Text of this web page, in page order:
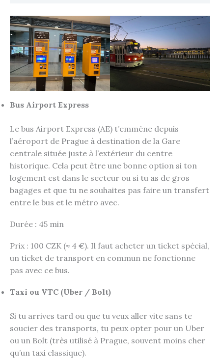
Bus Airport Express
Le bus Airport Express (AE) t’emmène depuis
l’aéroport de Prague à destination de la Gare
centrale située juste à l’extérieur du centre
historique. Cela peut être une bonne option si ton
logement est dans le secteur ou si tu as de gros
bagages et que tu ne souhaites pas faire un transfert
entre le bus et le métro avec.
Durée : 45 min
Prix : 100 CZK (≈ 4 €). Il faut acheter un ticket spécial,
un ticket de transport en commun ne fonctionne
pas avec ce bus.
Taxi ou VTC (Uber / Bolt)
Si tu arrives tard ou que tu veux aller vite sans te
soucier des transports, tu peux opter pour un Uber
ou un Bolt (très utilisé à Prague, souvent moins cher
qu’un taxi classique).